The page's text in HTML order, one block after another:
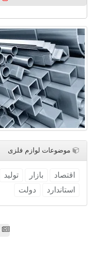
موضوعات لوازم فلزی
اقتصاد بازار تولید
استاندارد
دولت